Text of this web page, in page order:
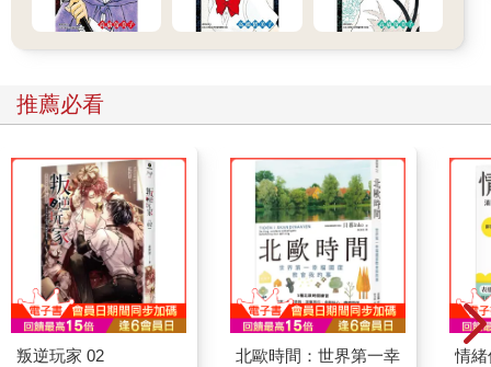
推薦必看
叛逆玩家 02
北歐時間：世界第一幸
情